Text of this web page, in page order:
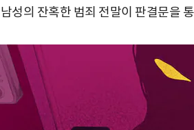
성의 잔혹한 범죄 전말이 판결문을